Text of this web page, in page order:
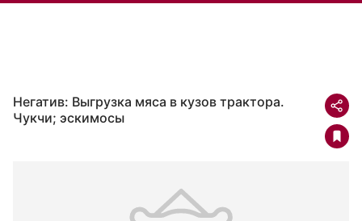
Негатив: Выгрузка мяса в кузов трактора.
Чукчи; эскимосы